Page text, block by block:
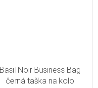
Basil Noir Business Bag
černá taška na kolo